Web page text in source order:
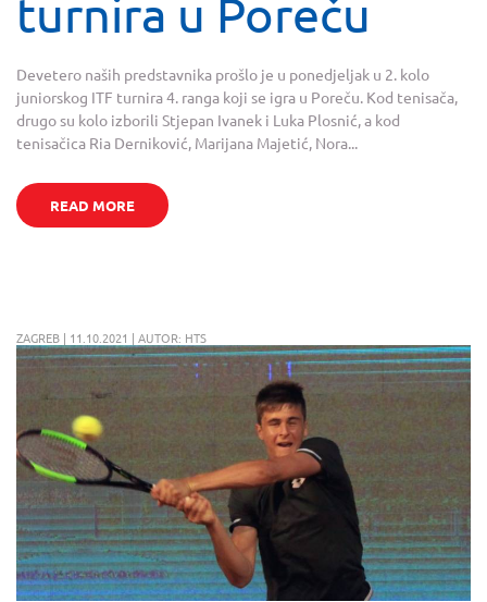
turnira u Poreču
Devetero naših predstavnika prošlo je u ponedjeljak u 2. kolo
juniorskog ITF turnira 4. ranga koji se igra u Poreču. Kod tenisača,
drugo su kolo izborili Stjepan Ivanek i Luka Plosnić, a kod
tenisačica Ria Derniković, Marijana Majetić, Nora...
READ MORE
ZAGREB | 11.10.2021 | AUTOR: HTS